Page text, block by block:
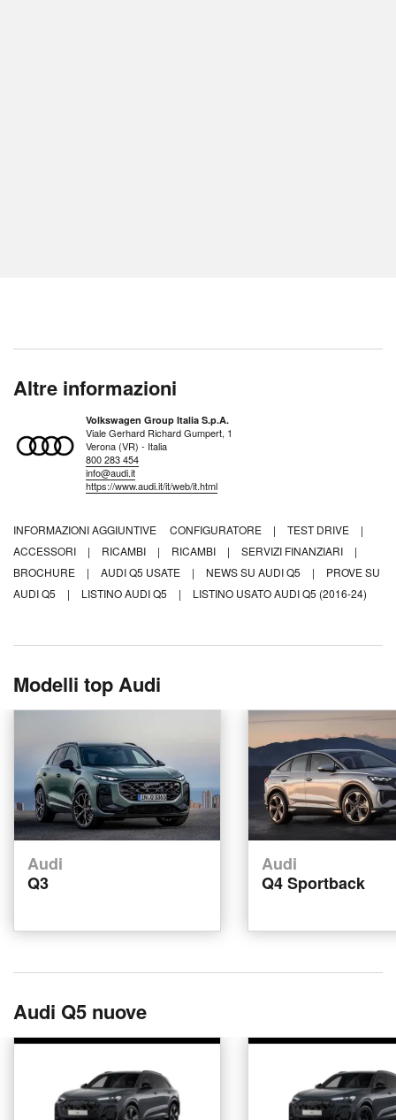
Altre informazioni
Volkswagen Group Italia S.p.A.
Viale Gerhard Richard Gumpert, 1
Verona (VR) - Italia
800 283 454
info@audi.it
https://www.audi.it/it/web/it.html
INFORMAZIONI AGGIUNTIVE CONFIGURATORE | TEST DRIVE
|
ACCESSORI
| RICAMBI | RICAMBI | SERVIZI FINANZIARI
|
BROCHURE
| AUDI Q5 USATE | NEWS SU AUDI Q5 |
PROVE SU
AUDI Q5
| LISTINO AUDI Q5 | LISTINO USATO AUDI Q5 (2016-24)
Modelli top Audi
Audi
Q3
Audi
Q4 Sportback
Audi Q5 nuove